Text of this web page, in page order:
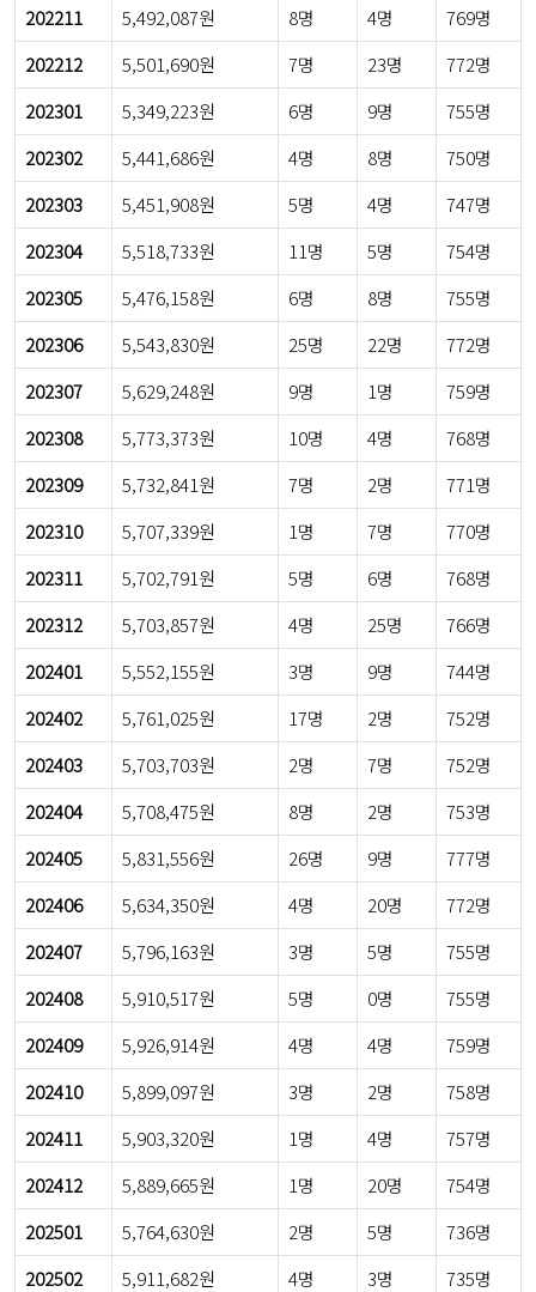
202211 5,492,087원 8명 4명
769명
202212
5,501,690원 7명 23명
772명
202301
5,349,223원 6명 9명
755명
202302
5,441,686원 4명 8명
750명
202303
5,451,908원 5명 4명
747명
202304
5,518,733원 11명 5명
754명
202305
5,476,158원 6명 8명
755명
202306
5,543,830원 25명 22명
772명
202307
5,629,248원 9명 1명
759명
202308
5,773,373원 10명 4명
768명
202309
5,732,841원 7명 2명
771명
202310
5,707,339원 1명 7명
770명
202311
5,702,791원 5명 6명
768명
202312
5,703,857원 4명 25명
766명
202401
5,552,155원 3명 9명
744명
202402
5,761,025원 17명 2명
752명
202403
5,703,703원 2명 7명
752명
202404
5,708,475원 8명 2명
753명
202405
5,831,556원 26명 9명
777명
202406
5,634,350원 4명 20명
772명
202407
5,796,163원 3명 5명
755명
202408
5,910,517원 5명 0명
755명
202409
5,926,914원 4명 4명
759명
202410
5,899,097원 3명 2명
758명
202411
5,903,320원 1명 4명
757명
202412
5,889,665원 1명 20명
754명
202501
5,764,630원 2명 5명
736명
202502
5,911,682원 4명 3명
735명